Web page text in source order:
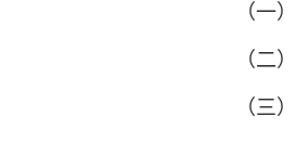
（一
（二
（三